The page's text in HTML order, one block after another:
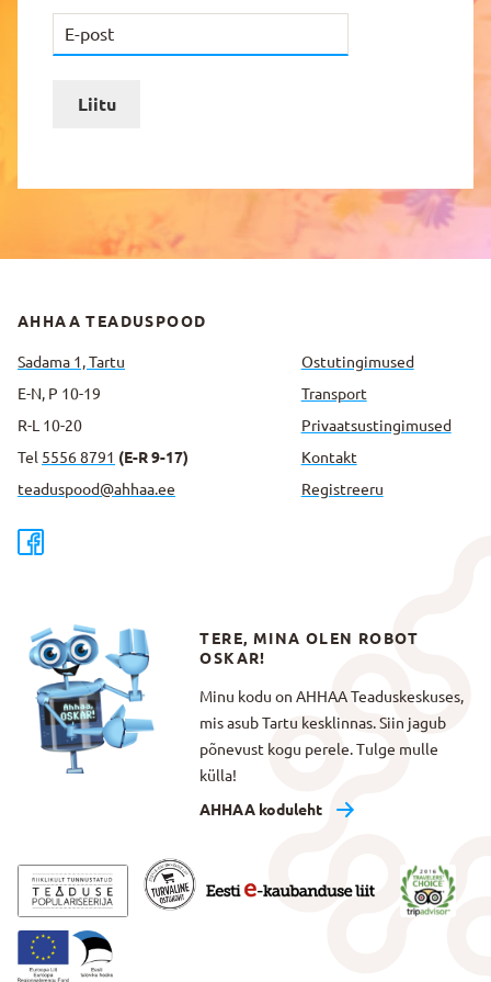
Liitu
AHHAA TEADUSPOOD
Sadama 1, Tartu
E-N, P 10-19
R-L 10-20
Tel 5556 8791 (E-R 9-17)
teaduspood@ahhaa.ee
Ostutingimused
Transport
Privaatsus­tingimused
Kontakt
Registreeru
TERE, MINA OLEN ROBOT
OSKAR!
Minu kodu on AHHAA Teaduskeskuses,
mis asub Tartu kesklinnas. Siin jagub
põnevust kogu perele. Tulge mulle
külla!
AHHAA koduleht